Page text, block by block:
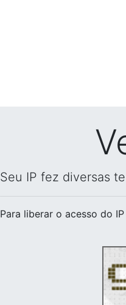
Seu IP fez diversas
Para liberar o acesso do IP